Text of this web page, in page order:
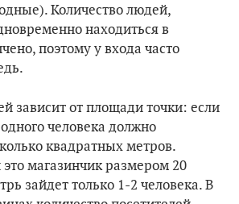
Количество людей,
находиться в
поэтому у входа часто
зависит от площади точки: если
человека должно
квадратных метров.
это магазинчик размером 20
зайдет только 1-2 человека. В